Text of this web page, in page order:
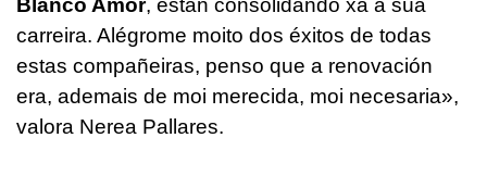
Blanco Amor, están consolidando xa a súa
carreira. Alégrome moito dos éxitos de todas
estas compañeiras, penso que a renovación
era, ademais de moi merecida, moi necesaria»,
valora Nerea Pallares.